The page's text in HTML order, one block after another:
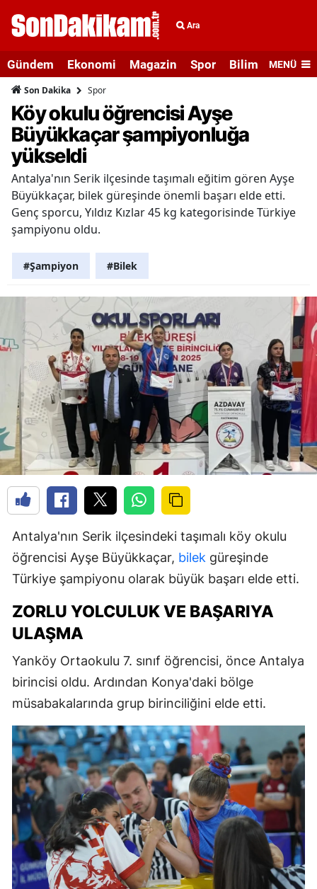
Ara
Gündem Ekonomi Magazin Spor Bilim veMENÜ
Son Dakika Spor
Köy okulu öğrencisi Ayşe
Büyükkaçar şampiyonluğa
yükseldi
Antalya'nın Serik ilçesinde taşımalı eğitim gören Ayşe
Büyükkaçar, bilek güreşinde önemli başarı elde etti.
Genç sporcu, Yıldız Kızlar 45 kg kategorisinde Türkiye
şampiyonu oldu.
#Şampiyon #Bilek
Antalya'nın Serik ilçesindeki taşımalı köy okulu
öğrencisi Ayşe Büyükkaçar, bilek güreşinde
Türkiye şampiyonu olarak büyük başarı elde etti.
ZORLU YOLCULUK VE BAŞARIYA
ULAŞMA
Yanköy Ortaokulu 7. sınıf öğrencisi, önce Antalya
birincisi oldu. Ardından Konya'daki bölge
müsabakalarında grup birinciliğini elde etti.